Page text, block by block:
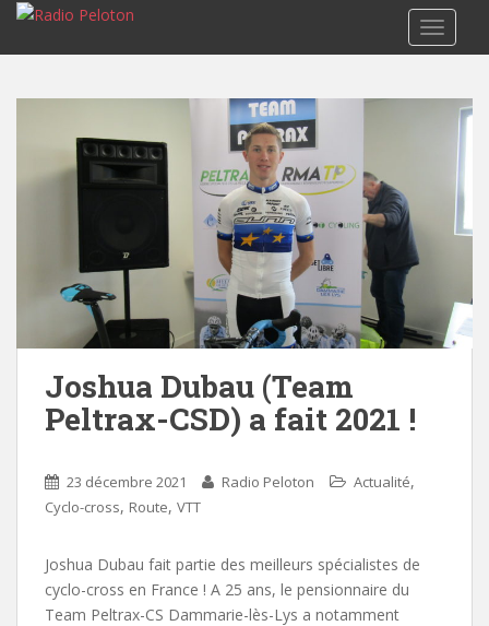
Joshua Dubau (Team
Peltrax-CSD) a fait 2021 !
23 décembre 2021 Radio Peloton Actualité,
Cyclo-cross, Route, VTT
Joshua Dubau fait partie des meilleurs spécialistes de
cyclo-cross en France ! A 25 ans, le pensionnaire du
Team Peltrax-CS Dammarie-lès-Lys a notamment